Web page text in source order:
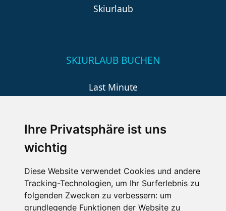
Ihre Privatsphäre ist uns
wichtig
Diese Website verwendet Cookies und andere
Tracking-Technologien, um Ihr Surferlebnis zu
folgenden Zwecken zu verbessern: um
grundlegende Funktionen der Website zu
Skiurlaub
SKIURLAUB BUCHEN
Last Minute
Wellness
SCHNEEHÖHEN SKI APP
Die Schneehoehen Ski APP für iOS und Android - Ein
Muss für alle Wintersportler und Schneefreaks!